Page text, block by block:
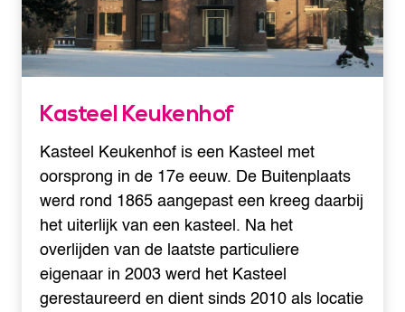
Kasteel Keukenhof
Kasteel Keukenhof is een Kasteel met
oorsprong in de 17e eeuw. De Buitenplaats
werd rond 1865 aangepast een kreeg daarbij
het uiterlijk van een kasteel. Na het
overlijden van de laatste particuliere
eigenaar in 2003 werd het Kasteel
gerestaureerd en dient sinds 2010 als locatie